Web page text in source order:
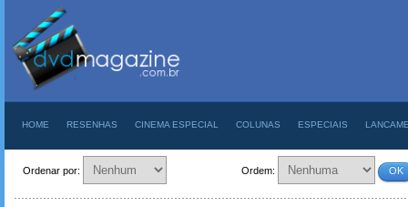
HOME RESENHAS CINEMA ESPECIAL COLUNAS ESPECIAIS
Ordenar por: Ordem: OK